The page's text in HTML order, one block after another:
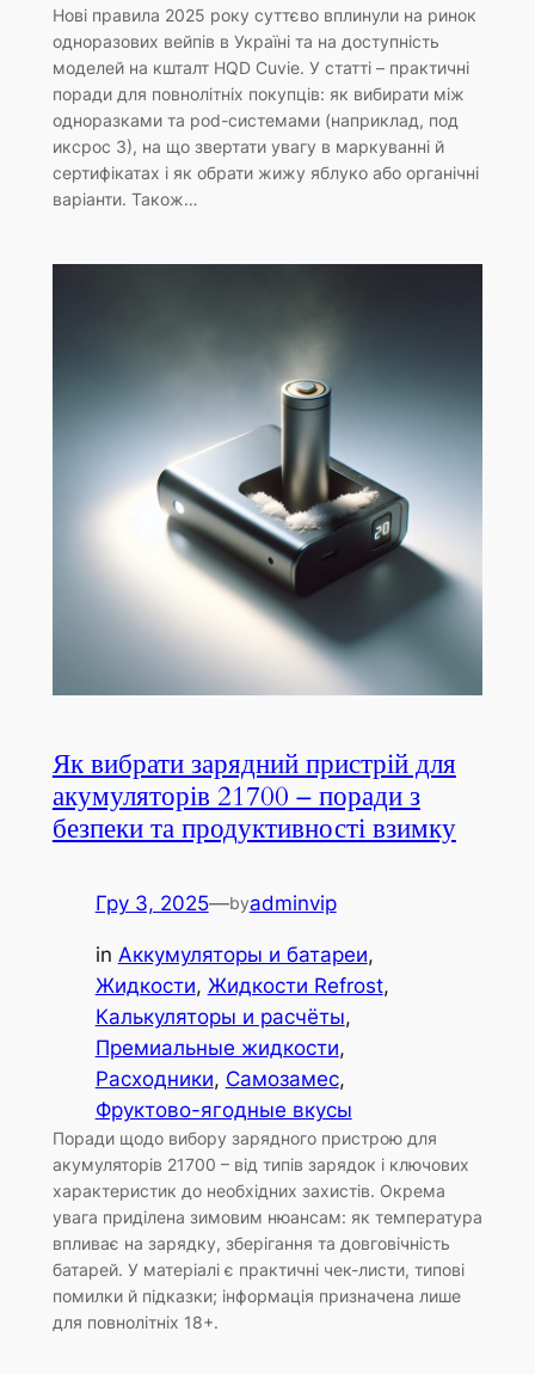
Нові правила 2025 року суттєво вплинули на ринок
одноразових вейпів в Україні та на доступність
моделей на кшталт HQD Cuvie. У статті – практичні
поради для повнолітніх покупців: як вибирати між
одноразками та pod-системами (наприклад, под
иксрос 3), на що звертати увагу в маркуванні й
сертифікатах і як обрати жижу яблуко або органічні
варіанти. Також…
Як вибрати зарядний пристрій для
акумуляторів 21700 – поради з
безпеки та продуктивності взимку
Гру 3, 2025—byadminvip
in Аккумуляторы и батареи
Жидкости, Жидкости Refrost
Калькуляторы и расчёты
Премиальные жидкости
Расходники, Самозамес
Фруктово-ягодные вкусы
Поради щодо вибору зарядного пристрою для
акумуляторів 21700 – від типів зарядок і ключових
характеристик до необхідних захистів. Окрема
увага приділена зимовим нюансам: як температура
впливає на зарядку, зберігання та довговічність
батарей. У матеріалі є практичні чек-листи, типові
помилки й підказки; інформація призначена лише
для повнолітніх 18+.